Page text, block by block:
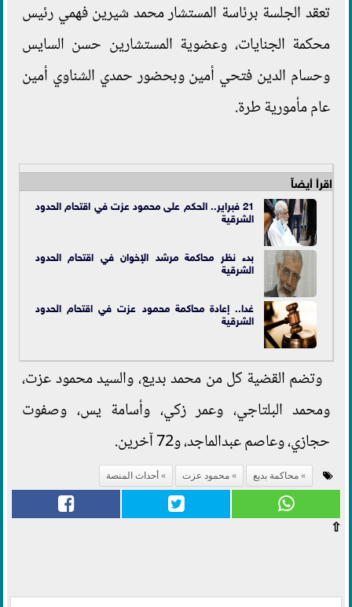
تعقد الجلسة برئاسة المستشار محمد شيرين فهمي رئيس
محكمة الجنايات، وعضوية المستشارين حسن السايس
وحسام الدين فتحي أمين وبحضور حمدي الشناوي أمين
عام مأمورية طرة.
اقرأ أيضاً
21 فبراير.. الحكم على محمود عزت في اقتحام الحدود
الشرقية
بدء نظر محاكمة مرشد الإخوان في اقتحام الحدود
الشرقية
غدا.. إعادة محاكمة محمود عزت في اقتحام الحدود
الشرقية
وتضم القضية كل من محمد بديع، والسيد محمود عزت،
ومحمد البلتاجي، وعمر زكي، وأسامة يس، وصفوت
حجازي، وعاصم عبدالماجد، و72 آخرين.
محاكمة بديع محمود عزت أحداث المنصة
⇧